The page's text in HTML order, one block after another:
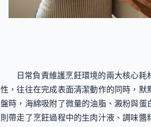
日常負責維護烹飪環境的兩大核心
性，往往在完成表面清潔動作的同時，
盤時，海綿吸附了微量的油脂、澱粉與
則帶走了烹飪過程中的生肉汁液、調味